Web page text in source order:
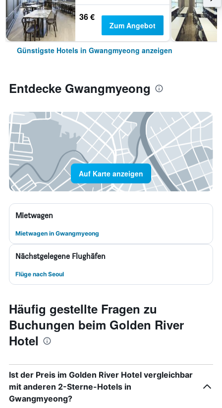
36 €
Zum Angebot
Günstigste Hotels in Gwangmyeong anzeigen
Entdecke Gwangmyeong
Auf Karte anzeigen
Mietwagen
Mietwagen in Gwangmyeong
Nächstgelegene Flughäfen
Flüge nach Seoul
Häufig gestellte Fragen zu
Buchungen beim Golden River
Hotel
Ist der Preis im Golden River Hotel vergleichbar
mit anderen 2-Sterne-Hotels in
Gwangmyeong?